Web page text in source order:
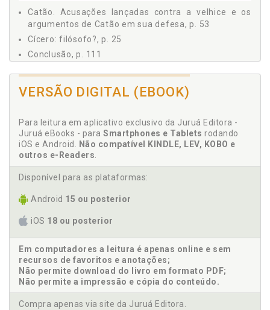
Catão. Acusações lançadas contra a velhice e os
argumentos de Catão em sua defesa, p. 53
Cícero: filósofo?, p. 25
Conclusão, p. 111
D
Diálogo De Senectute. Velhice sob discussão no
diálogo De Senectute, p. 37
F
I
J
Juventude conveniente. Velhice e a juventude
convenientes ou conformes à natureza e o seu
VERSÃO DIGITAL (EBOOK)
Para leitura em aplicativo exclusivo da Juruá Editora -
Juruá eBooks - para Smartphones e Tablets rodando
iOS e Android. Não compatível KINDLE, LEV, KOBO e
outros e-Readers.
Disponível para as plataformas:
Android 15 ou posterior
iOS 18 ou posterior
Em computadores a leitura é apenas online e sem
recursos de favoritos e anotações;
Não permite download do livro em formato PDF;
Não permite a impressão e cópia do conteúdo.
Compra apenas via site da Juruá Editora.